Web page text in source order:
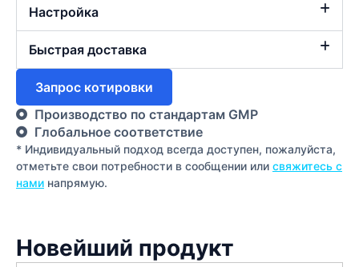
Настройка
Быстрая доставка
Запрос котировки
Производство по стандартам GMP
Глобальное соответствие
* Индивидуальный подход всегда доступен, пожалуйста,
отметьте свои потребности в сообщении или свяжитесь с
нами напрямую.
Новейший продукт